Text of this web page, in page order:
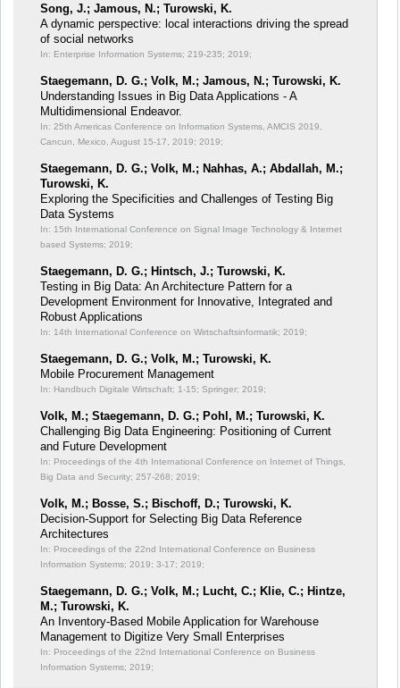
Song, J.; Jamous, N.; Turowski, K.
A dynamic perspective: local interactions driving the spread
of social networks
In: Enterprise Information Systems; 219-235; 2019;
Staegemann, D. G.; Volk, M.; Jamous, N.; Turowski, K.
Understanding Issues in Big Data Applications - A
Multidimensional Endeavor.
In: 25th Americas Conference on Information Systems, AMCIS 2019,
Cancun, Mexico, August 15-17, 2019; 2019;
Staegemann, D. G.; Volk, M.; Nahhas, A.; Abdallah, M.;
Turowski, K.
Exploring the Specificities and Challenges of Testing Big
Data Systems
In: 15th International Conference on Signal Image Technology & Internet
based Systems; 2019;
Staegemann, D. G.; Hintsch, J.; Turowski, K.
Testing in Big Data: An Architecture Pattern for a
Development Environment for Innovative, Integrated and
Robust Applications
In: 14th International Conference on Wirtschaftsinformatik; 2019;
Staegemann, D. G.; Volk, M.; Turowski, K.
Mobile Procurement Management
In: Handbuch Digitale Wirtschaft; 1-15; Springer; 2019;
Volk, M.; Staegemann, D. G.; Pohl, M.; Turowski, K.
Challenging Big Data Engineering: Positioning of Current
and Future Development
In: Proceedings of the 4th International Conference on Internet of Things,
Big Data and Security; 257-268; 2019;
Volk, M.; Bosse, S.; Bischoff, D.; Turowski, K.
Decision-Support for Selecting Big Data Reference
Architectures
In: Proceedings of the 22nd International Conference on Business
Information Systems; 2019; 3-17; 2019;
Staegemann, D. G.; Volk, M.; Lucht, C.; Klie, C.; Hintze,
M.; Turowski, K.
An Inventory-Based Mobile Application for Warehouse
Management to Digitize Very Small Enterprises
In: Proceedings of the 22nd International Conference on Business
Information Systems; 2019;